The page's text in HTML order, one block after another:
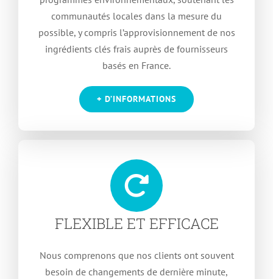
communautés locales dans la mesure du
possible, y compris l’approvisionnement de nos
ingrédients clés frais auprès de fournisseurs
basés en France.
+ D’INFORMATIONS
FLEXIBLE ET EFFICACE
Nous comprenons que nos clients ont souvent
besoin de changements de dernière minute,